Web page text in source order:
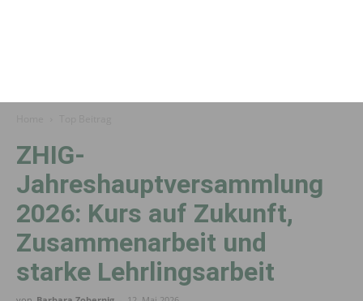
ZHIG-
Jahreshauptversammlung
2026: Kurs auf Zukunft,
Zusammenarbeit und
starke Lehrlingsarbeit